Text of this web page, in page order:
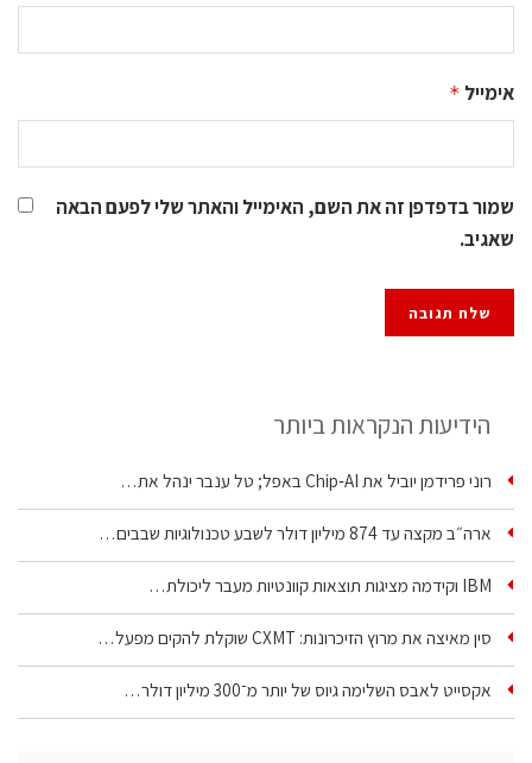
אימייל *
שמור בדפדפן זה את השם, האימייל והאתר שלי לפעם הבאה
שאגיב.
הידיעות הנקראות ביותר
רוני פרידמן יוביל את Chip‑AI באפל; טל ענבר ינהל את…
ארה״ב מקצה עד 874 מיליון דולר לשבע טכנולוגיות שבבים…
IBM וקידמה מציגות תוצאות קוונטיות מעבר ליכולת…
סין מאיצה את מרוץ הזיכרונות: CXMT שוקלת להקים מפעל…
אקסייט לאבס השלימה גיוס של יותר מ־300 מיליון דולר…